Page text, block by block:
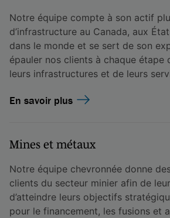
Notre équipe compte à son actif
d’infrastructure au Canada, aux
dans le monde et se sert de son
épauler nos clients à chaque étape
leurs infrastructures et de leurs
En savoir plus
Mines et métaux
Notre équipe chevronnée donne
clients du secteur minier afin de
d’atteindre leurs objectifs
pour le financement, les fusions et